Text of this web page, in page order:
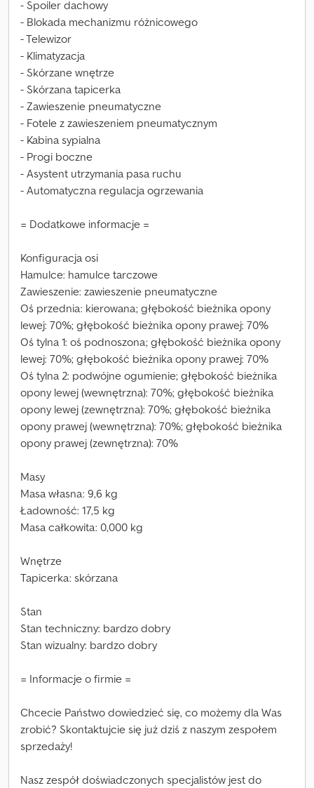
- Spoiler dachowy
- Blokada mechanizmu różnicowego
- Telewizor
- Klimatyzacja
- Skórzane wnętrze
- Skórzana tapicerka
- Zawieszenie pneumatyczne
- Fotele z zawieszeniem pneumatycznym
- Kabina sypialna
- Progi boczne
- Asystent utrzymania pasa ruchu
- Automatyczna regulacja ogrzewania
= Dodatkowe informacje =
Konfiguracja osi
Hamulce: hamulce tarczowe
Zawieszenie: zawieszenie pneumatyczne
Oś przednia: kierowana; głębokość bieżnika opony
lewej: 70%; głębokość bieżnika opony prawej: 70%
Oś tylna 1: oś podnoszona; głębokość bieżnika opony
lewej: 70%; głębokość bieżnika opony prawej: 70%
Oś tylna 2: podwójne ogumienie; głębokość bieżnika
opony lewej (wewnętrzna): 70%; głębokość bieżnika
opony lewej (zewnętrzna): 70%; głębokość bieżnika
opony prawej (wewnętrzna): 70%; głębokość bieżnika
opony prawej (zewnętrzna): 70%
Masy
Masa własna: 9,6 kg
Ładowność: 17,5 kg
Masa całkowita: 0,000 kg
Wnętrze
Tapicerka: skórzana
Stan
Stan techniczny: bardzo dobry
Stan wizualny: bardzo dobry
= Informacje o firmie =
Chcecie Państwo dowiedzieć się, co możemy dla Was
zrobić? Skontaktujcie się już dziś z naszym zespołem
sprzedaży!
Nasz zespół doświadczonych specjalistów jest do